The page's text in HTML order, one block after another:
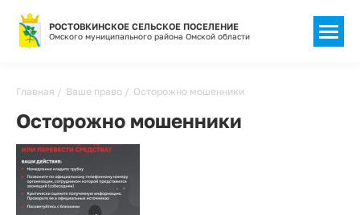
РОСТОВКИНСКОЕ СЕЛЬСКОЕ ПОСЕЛЕНИЕ
Омского муниципального района Омской области
Строка
навигации
Главная Ваше право Осторожно мошенники
Осторожно мошенники